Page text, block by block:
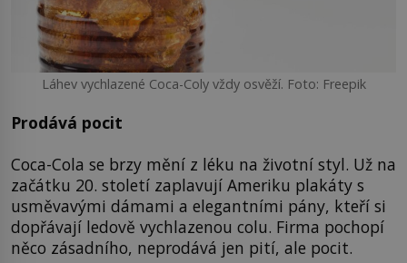
Láhev vychlazené Coca-Coly vždy osvěží. Foto: Freepik
Prodává pocit
Coca-Cola se brzy mění z léku na životní styl. Už na
začátku 20. století zaplavují Ameriku plakáty s
usměvavými dámami a elegantními pány, kteří si
dopřávají ledově vychlazenou colu. Firma pochopí
něco zásadního, neprodává jen pití, ale pocit.